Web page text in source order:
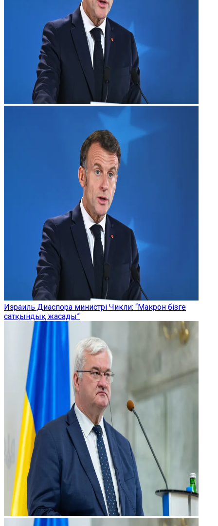
Израиль Диаспора министрі Чикли: “Макрон бізге
сатқындық жасады”